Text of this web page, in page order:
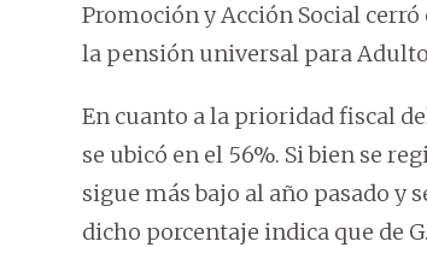
Promoción y Acción Social
la pensión universal para
En cuanto a la prioridad fiscal
se ubicó en el 56%. Si bien se
sigue más bajo al año pasado y
dicho porcentaje indica que de